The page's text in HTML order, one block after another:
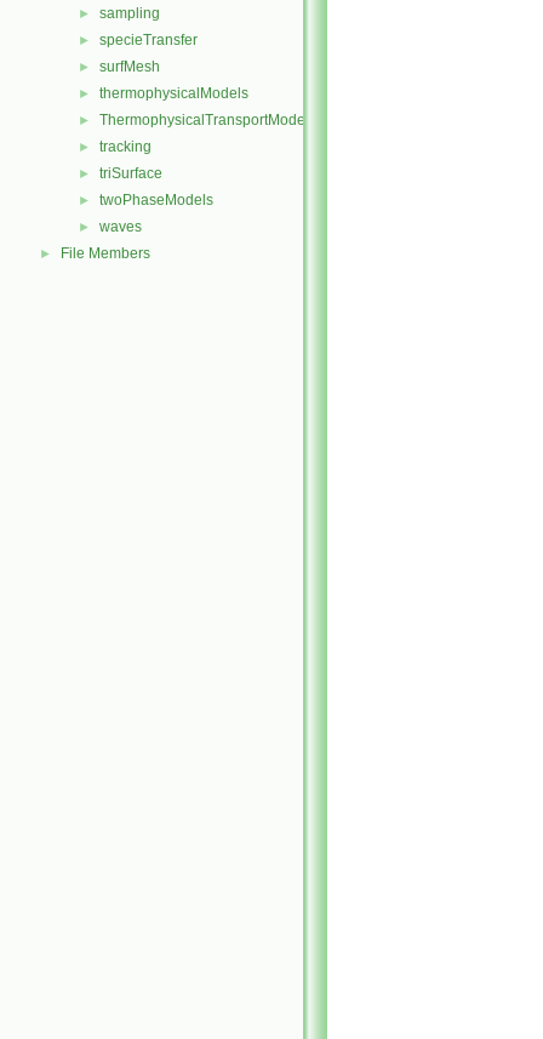
► sampling
► specieTransfer
► surfMesh
► thermophysicalModels
► ThermophysicalTransportModels
► tracking
► triSurface
► twoPhaseModels
► waves
► File Members